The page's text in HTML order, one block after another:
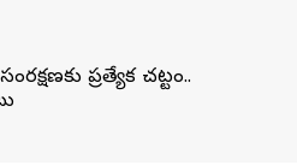
ప్రత్యేక చట్టం..